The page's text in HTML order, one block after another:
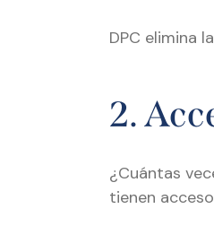
DPC elimina
2.
¿Cuántas
tienen